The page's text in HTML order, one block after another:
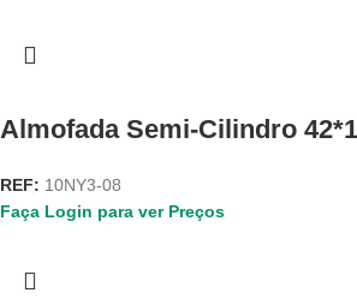
Almofada Semi-Cilindro
REF: 10NY3-08
Faça Login para ver Preços